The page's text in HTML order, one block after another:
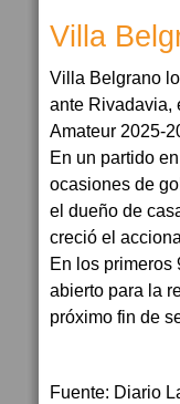
Villa
Villa Belgrano
ante Rivadavia,
Amateur 2025-
En un partido
ocasiones de
el dueño de
creció el
En los primeros
abierto para la
próximo fin de
Fuente: Diario